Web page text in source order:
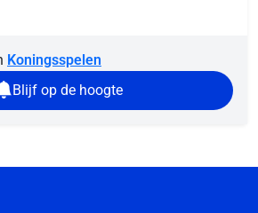
Koningsspelen
Blijf op de hoogte